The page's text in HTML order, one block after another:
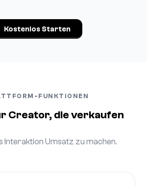
Kostenlos Starten
FUNKTIONEN
Creator, die verkaufen
Interaktion Umsatz zu machen.